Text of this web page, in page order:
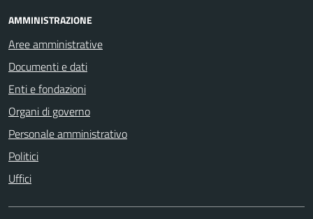
AMMINISTRAZIONE
Aree amministrative
Documenti e dati
Enti e fondazioni
Organi di governo
Personale amministrativo
Politici
Uffici